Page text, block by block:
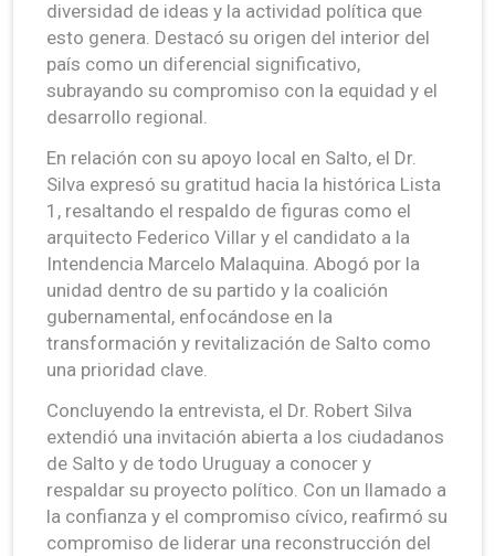
diversidad de ideas y la actividad política que
esto genera. Destacó su origen del interior del
país como un diferencial significativo,
subrayando su compromiso con la equidad y el
desarrollo regional.
En relación con su apoyo local en Salto, el Dr.
Silva expresó su gratitud hacia la histórica Lista
1, resaltando el respaldo de figuras como el
arquitecto Federico Villar y el candidato a la
Intendencia Marcelo Malaquina. Abogó por la
unidad dentro de su partido y la coalición
gubernamental, enfocándose en la
transformación y revitalización de Salto como
una prioridad clave.
Concluyendo la entrevista, el Dr. Robert Silva
extendió una invitación abierta a los ciudadanos
de Salto y de todo Uruguay a conocer y
respaldar su proyecto político. Con un llamado a
la confianza y el compromiso cívico, reafirmó su
compromiso de liderar una reconstrucción del